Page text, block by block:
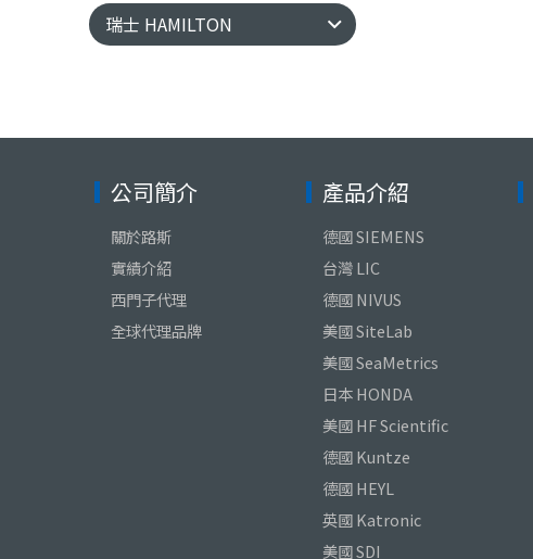
瑞士 HAMILTON
公司簡介
關於路斯
實績介紹
西門子代理
全球代理品牌
產品介紹
德國 SIEMENS
台灣 LIC
德國 NIVUS
美國 SiteLab
美國 SeaMetrics
日本 HONDA
美國 HF Scientific
德國 Kuntze
德國 HEYL
英國 Katronic
美國 SDI